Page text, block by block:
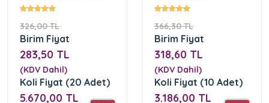
326,00 TL
Birim Fiyat
283,50 TL
(KDV Dahil)
Koli Fiyat (20 Adet)
5.670,00 TL
366,30 TL
Birim Fiyat
318,60 TL
(KDV Dahil)
Koli Fiyat (10 Adet)
3.186,00 TL